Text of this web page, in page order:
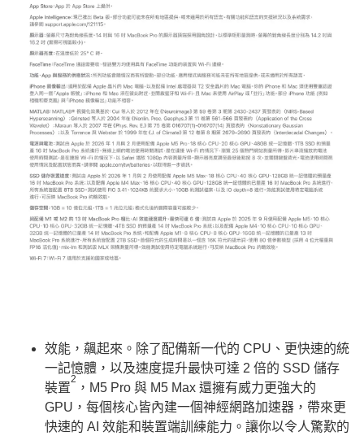
效能，飆起來。除了配備新一代的 CPU、更快速的統
一記憶體，以及速度提升最快可達 2 倍的 SSD 儲存
裝置
2
，M5 Pro 與 M5 Max 還擁有威力更強大的
GPU，每個核心皆內建一個神經網路加速器，帶來更
快速的 AI 效能和裝置端訓練能力。讓你以令人驚歎的